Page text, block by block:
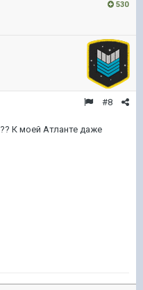
530
#8
К моей Атланте даже